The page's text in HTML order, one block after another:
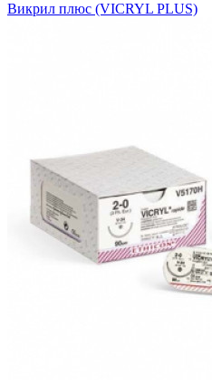
Викрил плюс (VICRYL PLUS)